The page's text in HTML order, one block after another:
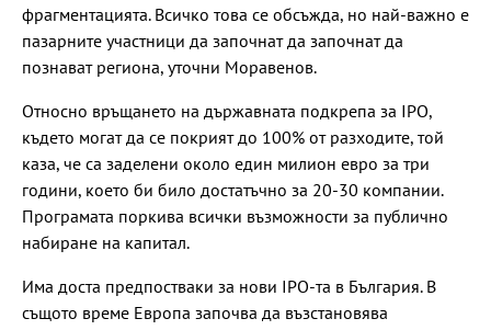
фрагментацията. Всичко това се обсъжда, но най-важно е
пазарните участници да започнат да започнат да
познават региона, уточни Моравенов.
Относно връщането на държавната подкрепа за IPO,
където могат да се покрият до 100% от разходите, той
каза, че са заделени около един милион евро за три
години, което би било достатъчно за 20-30 компании.
Програмата поркива всички възможности за публично
набиране на капитал.
Има доста предпостваки за нови IPO-та в България. В
същото време Европа започва да възстановява